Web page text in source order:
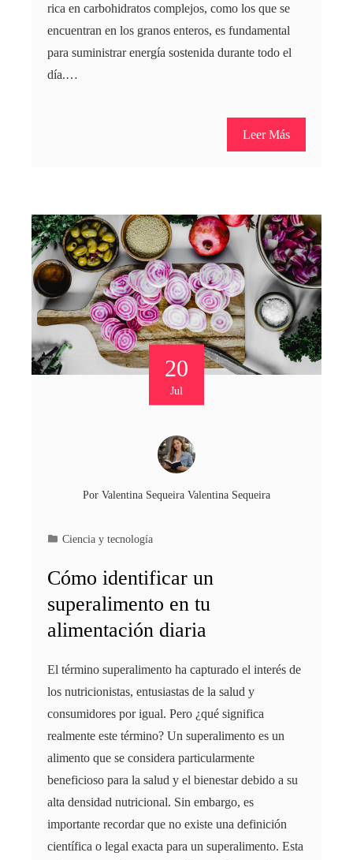
rica en carbohidratos complejos, como los que se
encuentran en los granos enteros, es fundamental
para suministrar energía sostenida durante todo el
día.…
Leer Más
20
Jul
Por Valentina Sequeira Valentina Sequeira
Ciencia y tecnología
Cómo identificar un
superalimento en tu
alimentación diaria
El término superalimento ha capturado el interés de
los nutricionistas, entusiastas de la salud y
consumidores por igual. Pero ¿qué significa
realmente este término? Un superalimento es un
alimento que se considera particularmente
beneficioso para la salud y el bienestar debido a su
alta densidad nutricional. Sin embargo, es
importante recordar que no existe una definición
científica o legal exacta para un superalimento. Esta